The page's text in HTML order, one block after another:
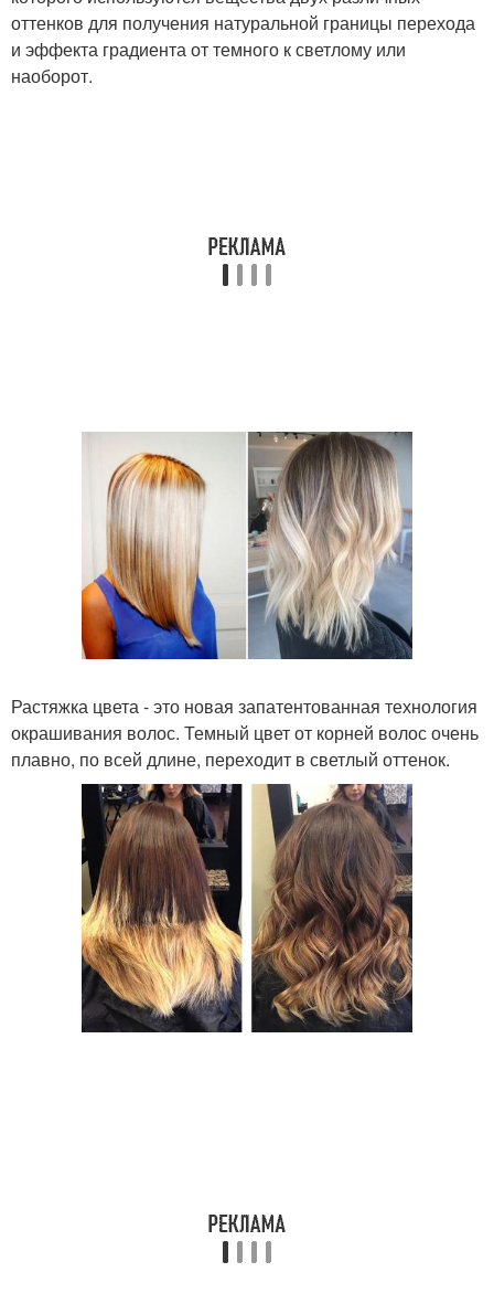
оттенков для получения натуральной границы перехода
и эффекта градиента от темного к светлому или
наоборот.
Растяжка цвета - это новая запатентованная технология
окрашивания волос. Темный цвет от корней волос очень
плавно, по всей длине, переходит в светлый оттенок.